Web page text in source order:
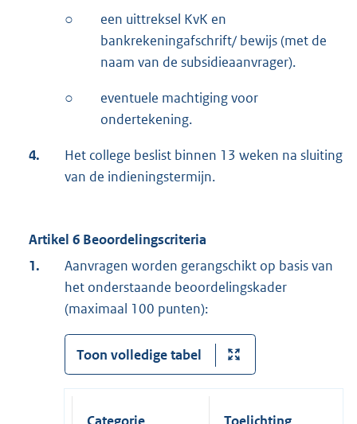
○
een uittreksel KvK en
bankrekeningafschrift/ bewijs (met de
naam van de subsidieaanvrager).
○
eventuele machtiging voor
ondertekening.
4.
Het college beslist binnen 13 weken na sluiting
van de indieningstermijn.
Artikel 6 Beoordelingscriteria
1.
Aanvragen worden gerangschikt op basis van
het onderstaande beoordelingskader
(maximaal 100 punten):
Toon volledige tabel
Categorie Toelichting